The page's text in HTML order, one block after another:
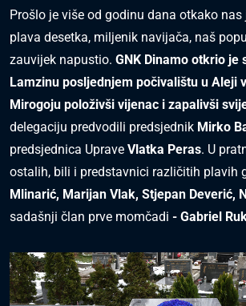
Prošlo je više od godinu dana otkako nas
plava desetka, miljenik navijača, naš
zauvijek napustio. GNK Dinamo otkrio je
Lamzinu posljednjem počivalištu u Aleji
Mirogoju položivši vijenac i zapalivši
delegaciju predvodili predsjednik Mirko
predsjednica Uprave Vlatka Peras. U
ostalih, bili i predstavnici različitih plavih
Mlinarić, Marijan Vlak, Stjepan Deverić,
sadašnji član prve momčadi - Gabriel